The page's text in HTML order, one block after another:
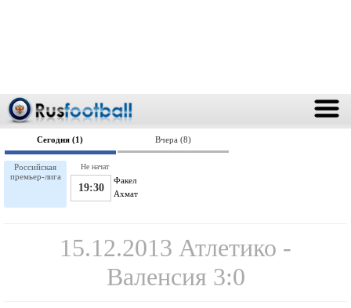
Сегодня (1) Вчера (8)
Российская
премьер-лига
Факел
19:30 Ахмат
Не начат
15.12.2013 Атлетико -
Валенсия 3:0